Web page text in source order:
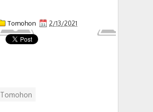
Tomohon 2/13/2021
Tomohon